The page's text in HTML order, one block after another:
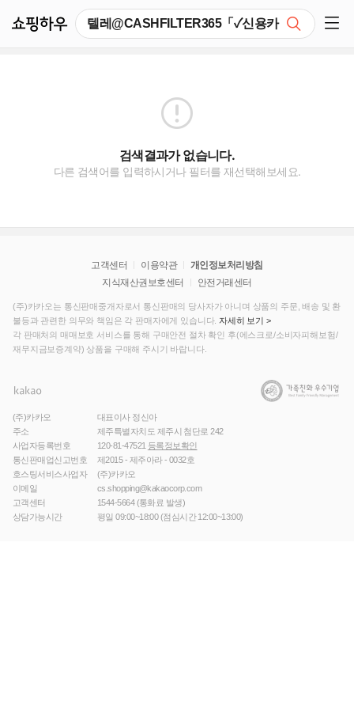
검색결과가 없습니다.
다른 검색어를 입력하시거나 필터를 재선택해보세요.
고객센터 이용약관
개인정보처리방침
지식재산권보호센터
안전거래센터
(주)카카오는 통신판매중개자로서 통신판매의 당사자가 아니며 상품의 주문, 배송 및 환
불등과 관련한 의무와 책임은 각 판매자에게 있습니다. 자세히 보기 >
각 판매처의 매매보호 서비스를 통해 구매안전 절차 확인 후(에스크로/소비자피해보험/
재무지금보증계약) 상품을 구매해 주시기 바랍니다.
(주)카카오
대표이사 정신아
주소
제주특별자치도 제주시 첨단로 242
사업자등록번호
120-81-47521 등록정보확인
통신판매업신고번호
제2015 - 제주아라 - 0032호
호스팅서비스사업자
(주)카카오
이메일
cs.shopping@kakaocorp.com
고객센터
1544-5664(통화료 발생)
상담가능시간
평일 09:00~18:00 (점심시간 12:00~13:00)